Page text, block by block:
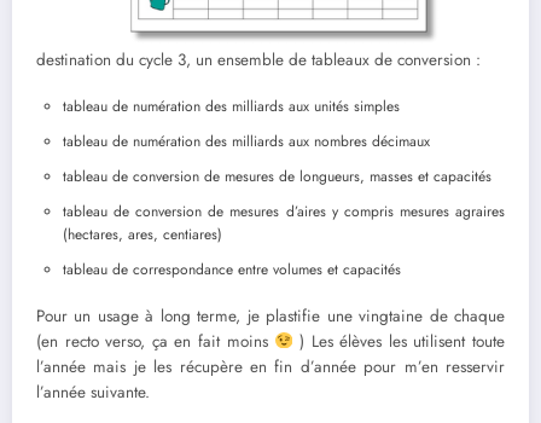
destination du cycle 3, un ensemble de tableaux de conversion :
tableau de numération des milliards aux unités simples
tableau de numération des milliards aux nombres décimaux
tableau de conversion de mesures de longueurs, masses et capacités
tableau de conversion de mesures d’aires y compris mesures agraires
(hectares, ares, centiares)
tableau de correspondance entre volumes et capacités
Pour un usage à long terme, je plastifie une vingtaine de chaque
(en recto verso, ça en fait moins
) Les élèves les utilisent toute
l’année mais je les récupère en fin d’année pour m’en resservir
l’année suivante.